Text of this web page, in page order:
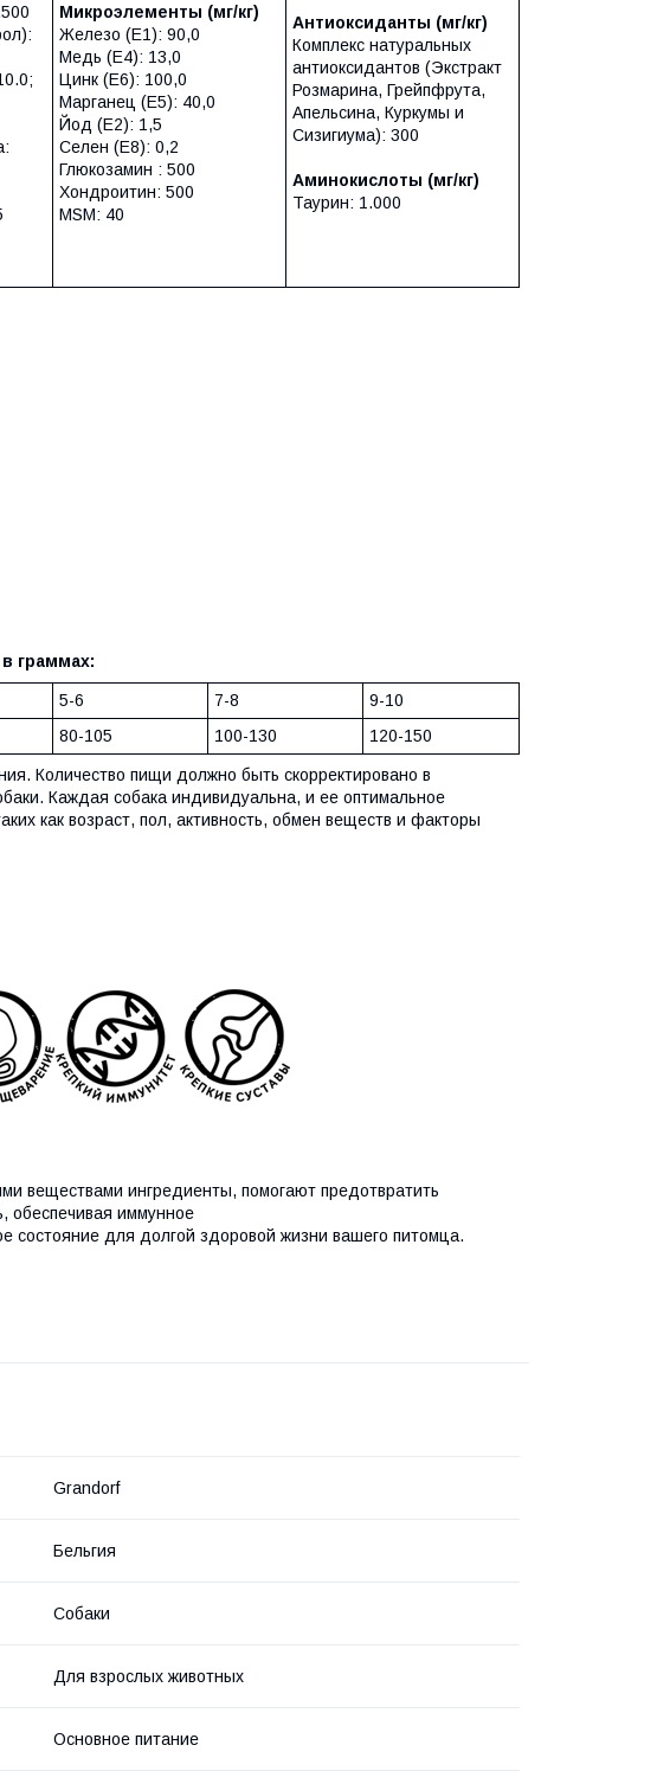
Микроэлементы (мг/кг)
Железо (E1): 90,0
Медь (Е4): 13,0
Цинк (E6): 100,0
Марганец (E5): 40,0
Йод (E2): 1,5
Селен (E8): 0,2
Глюкозамин : 500
Хондроитин: 500
MSM: 40
Антиоксиданты (мг/кг)
Комплекс натуральных
антиоксидантов (Экстракт
Розмарина, Грейпфрута,
Апельсина, Куркумы и
Сизигиума): 300
Аминокислоты (мг/кг)
Таурин: 1.000
граммах:
5-6 7-8
9-10
80-105 100-130 120-150
Количество пищи должно быть скорректировано в
Каждая собака индивидуальна, и ее оптимальное
как возраст, пол, активность, обмен веществ и факторы
веществами ингредиенты, помогают предотвратить
обеспечивая иммунное
состояние для долгой здоровой жизни вашего питомца.
Grandorf
Бельгия
Собаки
Для взрослых животных
Основное питание